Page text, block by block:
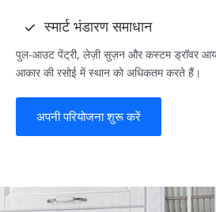
स्मार्ट भंडारण समाधान
पुल-आउट पेंट्री, लेज़ी सुज़न और कस्टम ड्रॉवर
आकार की रसोई में स्थान को अधिकतम करते हैं।
अपनी परियोजना शुरू करें